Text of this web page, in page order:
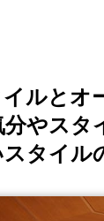
ルとオ
やスタ
タイル